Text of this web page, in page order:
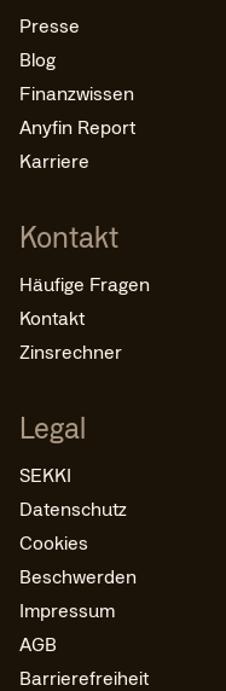
Presse
Blog
Finanzwissen
Anyfin Report
Karriere
Kontakt
Häufige Fragen
Kontakt
Zinsrechner
Legal
SEKKI
Datenschutz
Cookies
Beschwerden
Impressum
AGB
Barrierefreiheit